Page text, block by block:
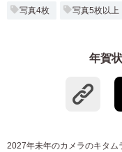
写真4枚 写真5枚以上
年賀
2027年未年のカメラのキタム